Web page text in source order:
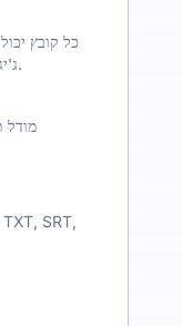
ג'יגה-בייט. העלה 50 קבצים בו זמנית.
מודל